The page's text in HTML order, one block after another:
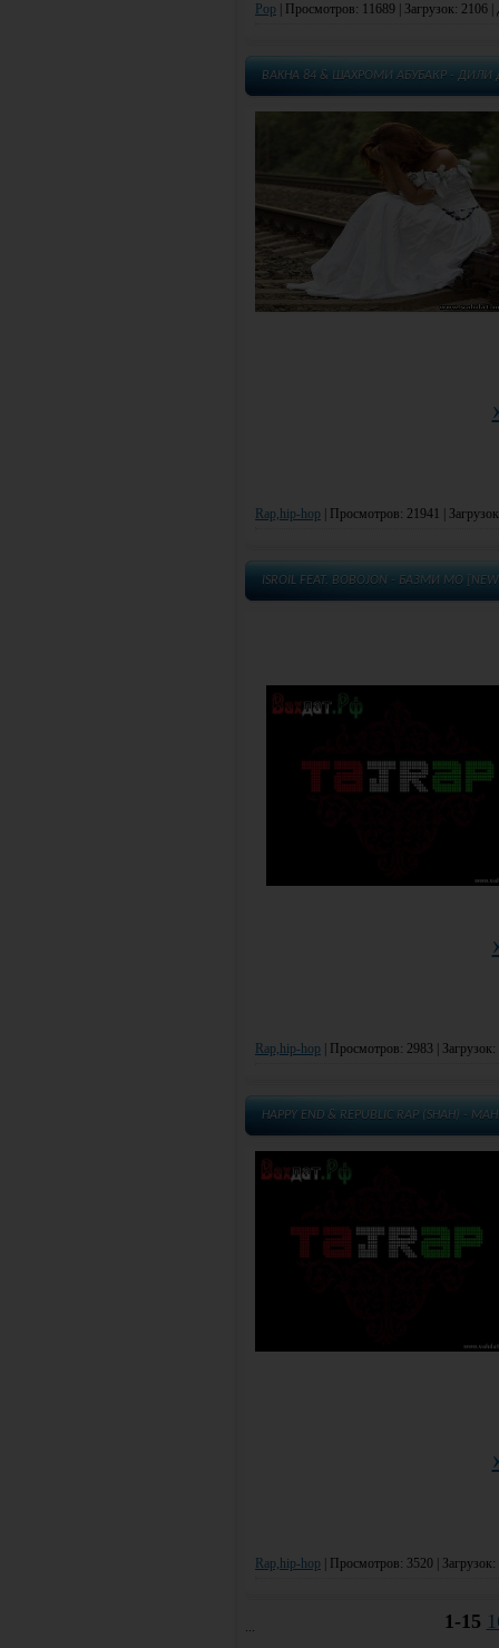
Pop Просмотров: 11689 | Загрузок: 2106
BAKHA 84 & ШАХРОМИ АБУБАКР - ДИЛИ
Rap,hip-hop Просмотров: 21941 |
ISROIL FEAT. BOBOJON - БАЗМИ МО
Rap,hip-hop Просмотров: 2983 |
HAPPY END & REPUBLIC RAP (SHAH) -
Rap,hip-hop Просмотров: 3520 |
1-15
...